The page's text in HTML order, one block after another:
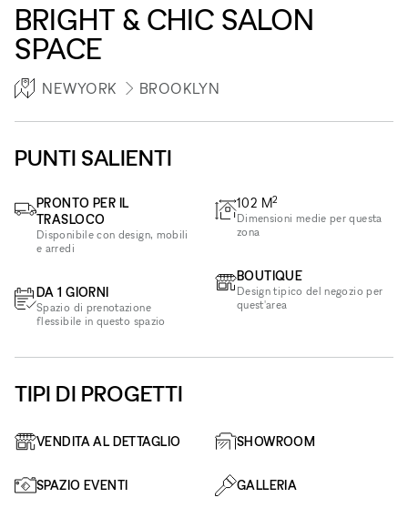
BRIGHT & CHIC SALON
SPACE
NEWYORK BROOKLYN
PUNTI SALIENTI
PRONTO PER IL
TRASLOCO
Disponibile con design, mobili
e arredi
DA 1 GIORNI
Spazio di prenotazione
flessibile in questo spazio
102 M2
Dimensioni medie per questa
zona
BOUTIQUE
Design tipico del negozio per
quest'area
TIPI DI PROGETTI
VENDITA AL DETTAGLIO SHOWROOM
SPAZIO EVENTI GALLERIA